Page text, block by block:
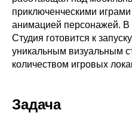
приключенческими
анимацией персонажей. В
Студия готовится к
уникальным визуальным
количеством игровых
Задача